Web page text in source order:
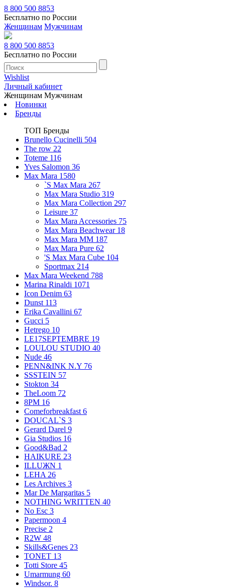
8 800 500 8853
Бесплатно по России
Женщинам Мужчинам
8 800 500 8853
Бесплатно по России
Wishlist
Личный кабинет
Женщинам Мужчинам
Новинки
Бренды
ТОП Бренды
Brunello Cucinelli 504
The row 22
Toteme 116
Yves Salomon 36
Max Mara 1580
`S Max Mara 267
Max Mara Studio 319
Max Mara Collection 297
Leisure 37
Max Mara Accessories 75
Max Mara Beachwear 18
Max Mara MM 187
Max Mara Pure 62
'S Max Mara Cube 104
Sportmax 214
Max Mara Weekend 788
Marina Rinaldi 1071
Icon Denim 63
Dunst 113
Erika Cavallini 67
Gucci 5
Hetrego 10
LE17SEPTEMBRE 19
LOULOU STUDIO 40
Nude 46
PENN&INK N.Y 76
SSSTEIN 57
Stokton 34
TheLoom 72
8PM 16
Comeforbreakfast 6
DOUCAL`S 3
Gerard Darel 9
Gia Studios 16
Good&Bad 2
HAIKURE 23
ILLUЖN 1
LEHA 26
Les Archives 3
Mar De Margaritas 5
NOTHING WRITTEN 40
No Esc 3
Papermoon 4
Precise 2
R2W 48
Skills&Genes 23
TONET 13
Totti Store 45
Umarmung 60
Windsor. 8